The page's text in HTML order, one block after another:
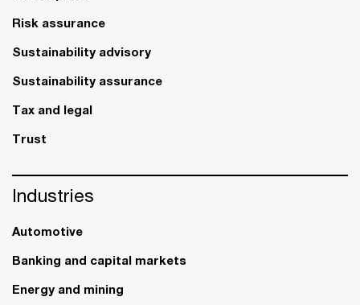
Risk assurance
Sustainability advisory
Sustainability assurance
Tax and legal
Trust
Industries
Automotive
Banking and capital markets
Energy and mining